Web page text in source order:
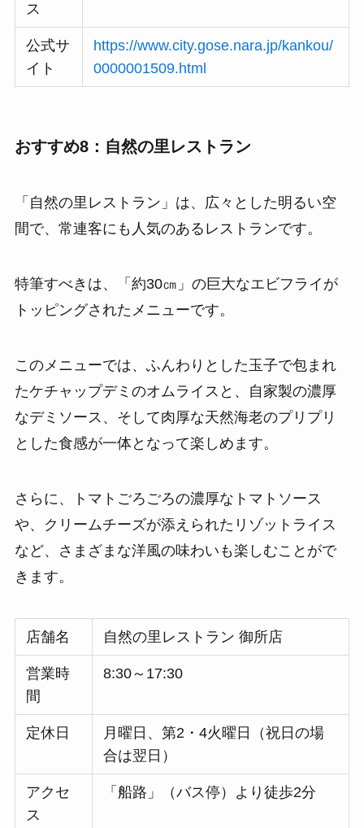
ス
公式サ
イト
https://www.city.gose.nara.jp/kankou/
0000001509.html
おすすめ8：自然の里レストラン
「自然の里レストラン」は、広々とした明るい空
間で、常連客にも人気のあるレストランです。
特筆すべきは、「約30㎝」の巨大なエビフライが
トッピングされたメニューです。
このメニューでは、ふんわりとした玉子で包まれ
たケチャップデミのオムライスと、自家製の濃厚
なデミソース、そして肉厚な天然海老のプリプリ
とした食感が一体となって楽しめます。
さらに、トマトごろごろの濃厚なトマトソース
や、クリームチーズが添えられたリゾットライス
など、さまざまな洋風の味わいも楽しむことがで
きます。
店舗名 自然の里レストラン 御所店
営業時
間
8:30～17:30
定休日
月曜日、第2・4火曜日（祝日の場
合は翌日）
アクセ
ス
「船路」（バス停）より徒歩2分